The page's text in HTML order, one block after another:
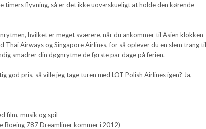
timers flyvning, så er det ikke uoverskueligt at holde den kørende
hvilket er meget sværere, når du ankommer til Asien klokken
Thai Airways og Singapore Airlines, for så oplever du en slem trang til
smadrer din døgnrytme de første par dage på ferien.
god pris, så ville jeg tage turen med LOT Polish Airlines igen? Ja,
film, musik og spil
Boeing 787 Dreamliner kommer i 2012)